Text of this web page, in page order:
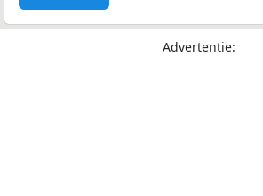
Advertentie: